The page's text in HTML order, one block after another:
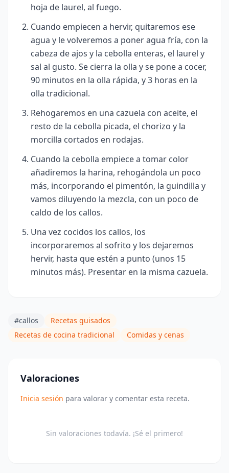
hoja de laurel, al fuego.
Cuando empiecen a hervir, quitaremos ese
agua y le volveremos a poner agua fría, con la
cabeza de ajos y la cebolla enteras, el laurel y
sal al gusto. Se cierra la olla y se pone a cocer,
90 minutos en la olla rápida, y 3 horas en la
olla tradicional.
Rehogaremos en una cazuela con aceite, el
resto de la cebolla picada, el chorizo y la
morcilla cortados en rodajas.
Cuando la cebolla empiece a tomar color
añadiremos la harina, rehogándola un poco
más, incorporando el pimentón, la guindilla y
vamos diluyendo la mezcla, con un poco de
caldo de los callos.
Una vez cocidos los callos, los
incorporaremos al sofrito y los dejaremos
hervir, hasta que estén a punto (unos 15
minutos más). Presentar en la misma cazuela.
#callos
Recetas guisados
Recetas de cocina tradicional
Comidas y cenas
Valoraciones
Inicia sesión para valorar y comentar esta receta.
Sin valoraciones todavía. ¡Sé el primero!